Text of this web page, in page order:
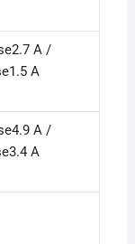
A /
A
A /
A